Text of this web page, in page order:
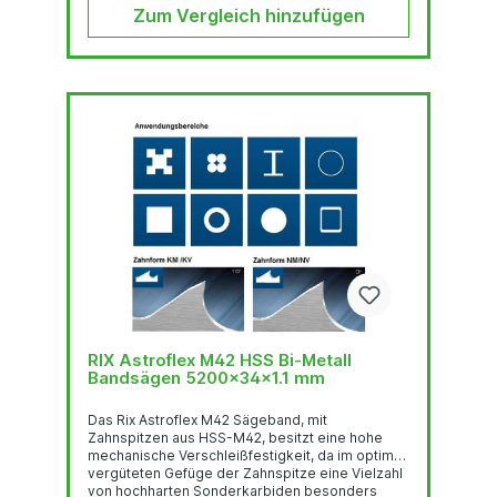
Zum Vergleich hinzufügen
RIX Astroflex M42 HSS Bi-Metall
Bandsägen 5200x34x1.1 mm
Das Rix Astroflex M42 Sägeband, mit
Zahnspitzen aus HSS-M42, besitzt eine hohe
mechanische Verschleißfestigkeit, da im optimal
vergüteten Gefüge der Zahnspitze eine Vielzahl
von hochharten Sonderkarbiden besonders